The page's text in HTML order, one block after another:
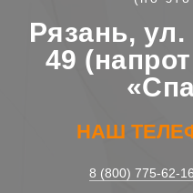
Рязань,
49
НАШ
8 (800) 775-62-16